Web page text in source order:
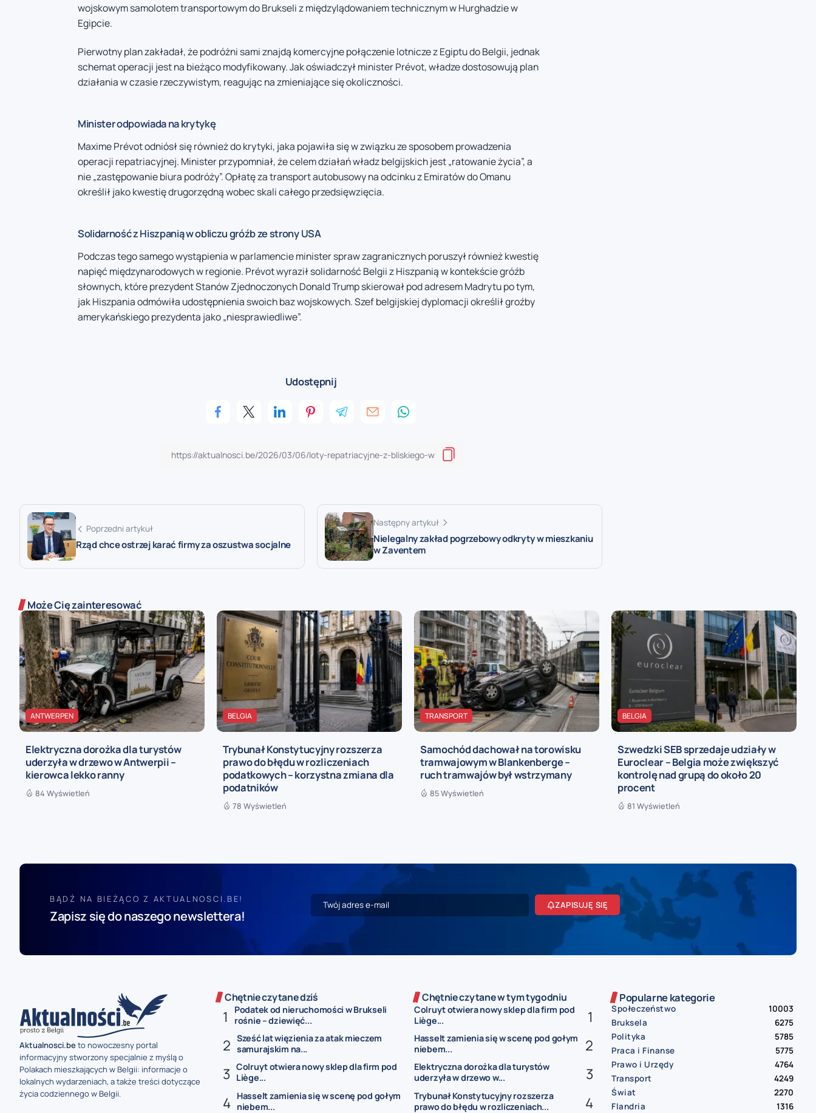
wojskowym samolotem transportowym do Brukseli z międzylądowaniem technicznym w Hurghadzie w
Egipcie.
Pierwotny plan zakładał, że podróżni sami znajdą komercyjne połączenie lotnicze z Egiptu do Belgii, jednak
schemat operacji jest na bieżąco modyfikowany. Jak oświadczył minister Prévot, władze dostosowują plan
działania w czasie rzeczywistym, reagując na zmieniające się okoliczności.
Minister odpowiada na krytykę
Maxime Prévot odniósł się również do krytyki, jaka pojawiła się w związku ze sposobem prowadzenia
operacji repatriacyjnej. Minister przypomniał, że celem działań władz belgijskich jest „ratowanie życia”, a
nie „zastępowanie biura podróży”. Opłatę za transport autobusowy na odcinku z Emiratów do Omanu
określił jako kwestię drugorzędną wobec skali całego przedsięwzięcia.
Solidarność z Hiszpanią w obliczu gróźb ze strony USA
Podczas tego samego wystąpienia w parlamencie minister spraw zagranicznych poruszył również kwestię
napięć międzynarodowych w regionie. Prévot wyraził solidarność Belgii z Hiszpanią w kontekście gróźb
słownych, które prezydent Stanów Zjednoczonych Donald Trump skierował pod adresem Madrytu po tym,
jak Hiszpania odmówiła udostępnienia swoich baz wojskowych. Szef belgijskiej dyplomacji określił groźby
amerykańskiego prezydenta jako „niesprawiedliwe”.
Udostępnij
Poprzedni artykuł
Rząd chce ostrzej karać firmy za oszustwa socjalne
Następny artykuł
Nielegalny zakład pogrzebowy odkryty w mieszkaniu
w Zaventem
Może Cię zainteresować
ANTWERPEN
Elektryczna dorożka dla turystów
uderzyła w drzewo w Antwerpii –
kierowca lekko ranny
84 Wyświetleń
BELGIA
Trybunał Konstytucyjny rozszerza
prawo do błędu w rozliczeniach
podatkowych – korzystna zmiana dla
podatników
78 Wyświetleń
TRANSPORT
Samochód dachował na torowisku
tramwajowym w Blankenberge –
ruch tramwajów był wstrzymany
85 Wyświetleń
BELGIA
Szwedzki SEB sprzedaje udziały w
Euroclear – Belgia może zwiększyć
kontrolę nad grupą do około 20
procent
81 Wyświetleń
BĄDŹ NA BIEŻĄCO Z AKTUALNOSCI.BE!
Zapisz się do naszego newslettera!
ZAPISUJĘ SIĘ
Aktualnosci.beto nowoczesny portal
informacyjny stworzony specjalnie z myślą o
Polakach mieszkających w Belgii: informacje o
lokalnych wydarzeniach, a także treści dotyczące
życia codziennego w Belgii.
Chętnie czytane dziś
Podatek od nieruchomości w Brukseli
rośnie – dziewięć...
Sześć lat więzienia za atak mieczem
samurajskim na...
Colruyt otwiera nowy sklep dla firm pod
Liège...
Hasselt zamienia się w scenę pod gołym
niebem...
Chętnie czytane w tym tygodniu
Colruyt otwiera nowy sklep dla firm pod
Liège...
Hasselt zamienia się w scenę pod gołym
niebem...
Elektryczna dorożka dla turystów
uderzyła w drzewo w...
Trybunał Konstytucyjny rozszerza
prawo do błędu w rozliczeniach...
Popularne kategorie
Społeczeństwo
10003
Bruksela
6275
Polityka
5785
Praca i Finanse
5775
Prawo i Urzędy
4764
Transport
4249
Świat
2270
Flandria
1316